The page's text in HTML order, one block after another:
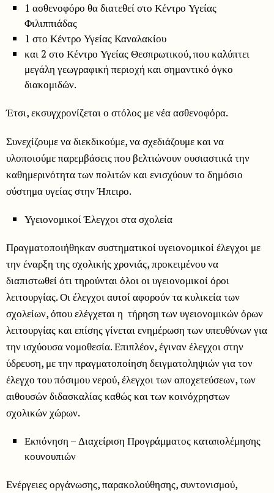
1 ασθενοφόρο θα διατεθεί στο Κέντρο Υγείας
Φιλιππιάδας
1 στο Κέντρο Υγείας Καναλακίου
και 2 στο Κέντρο Υγείας Θεσπρωτικού, που καλύπτει
μεγάλη γεωγραφική περιοχή και σημαντικό όγκο
διακομιδών.
Έτσι, εκσυγχρονίζεται ο στόλος με νέα ασθενοφόρα.
Συνεχίζουμε να διεκδικούμε, να σχεδιάζουμε και να
υλοποιούμε παρεμβάσεις που βελτιώνουν ουσιαστικά την
καθημερινότητα των πολιτών και ενισχύουν το δημόσιο
σύστημα υγείας στην Ήπειρο.
Υγειονομικοί Έλεγχοι στα σχολεία
Πραγματοποιήθηκαν συστηματικοί υγειονομικοί έλεγχοι με
την έναρξη της σχολικής χρονιάς, προκειμένου να
διαπιστωθεί ότι τηρούνται όλοι οι υγειονομικοί όροι
λειτουργίας. Οι έλεγχοι αυτοί αφορούν τα κυλικεία των
σχολείων, όπου ελέγχεται η τήρηση των υγειονομικών όρων
λειτουργίας και επίσης γίνεται ενημέρωση των υπευθύνων για
την ισχύουσα νομοθεσία. Επιπλέον, έγιναν έλεγχοι στην
ύδρευση, με την πραγματοποίηση δειγματοληψιών για τον
έλεγχο του πόσιμου νερού, έλεγχοι των αποχετεύσεων, των
αιθουσών διδασκαλίας καθώς και των κοινόχρηστων
σχολικών χώρων.
Εκπόνηση – Διαχείριση Προγράμματος καταπολέμησης
κουνουπιών
Ενέργειες οργάνωσης, παρακολούθησης, συντονισμού,